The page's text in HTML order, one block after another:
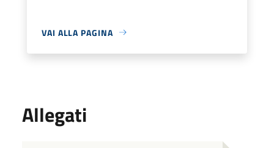
VAI ALLA PAGINA
Allegati